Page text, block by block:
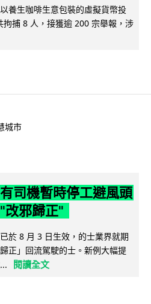
養生咖啡生意包裝的虛擬貨幣投
捕 8 人，接獲逾 200 宗舉報，涉
城市
司機暫時停工避風頭
改邪歸正"
於 8 月 3 日生效，的士業界就期
正」回流駕駛的士。新例大幅提
閱讀全文